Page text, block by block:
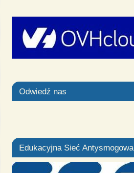
Odwiedź nas
Edukacyjna Sieć Antysmogowa